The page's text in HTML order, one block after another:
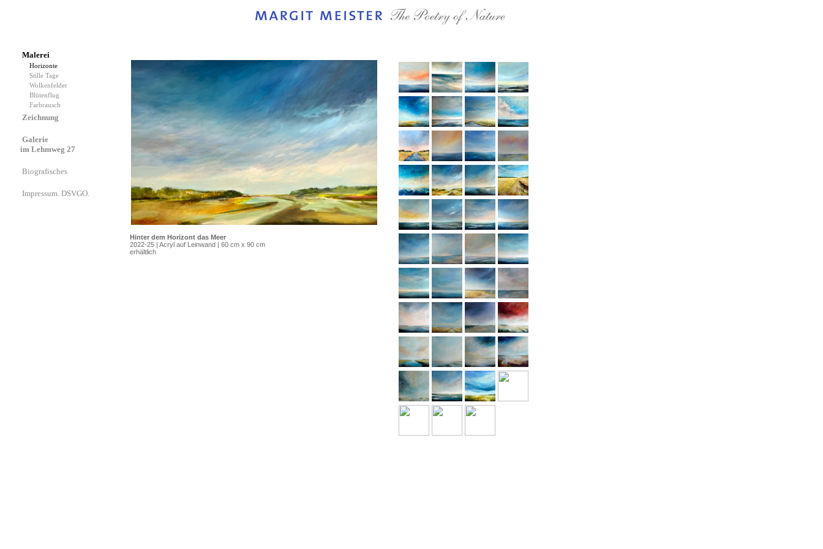
Malerei
Horizonte
Stille Tage
Wolkenfelder
Blütenflug
Farbrausch
Zeichnung
Galerie
im Lehmweg 27
Biografisches
Impressum. DSVGO.
Hinter dem Horizont das Meer
2022-25 | Acryl auf Leinwand | 60 cm x 90 cm
erhältlich